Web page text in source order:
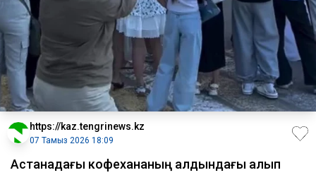
https://kaz.tengrinews.kz
07 Тамыз 2026 18:09
Астанадағы кофехананың алдындағы алып